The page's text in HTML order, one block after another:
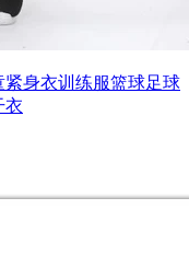
紧身衣训练服篮球足球
衣